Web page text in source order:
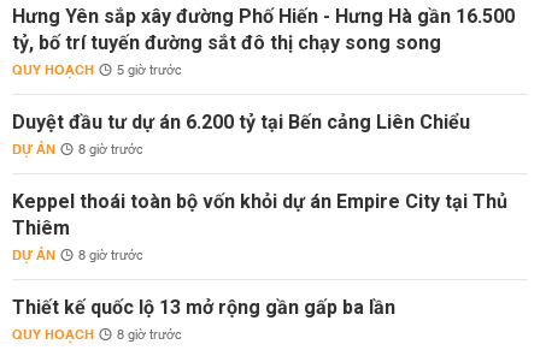
Hưng Yên sắp xây đường Phố Hiến - Hưng Hà gần 16.500
tỷ, bố trí tuyến đường sắt đô thị chạy song song
QUY HOẠCH 5 giờ trước
Duyệt đầu tư dự án 6.200 tỷ tại Bến cảng Liên Chiểu
DỰ ÁN 8 giờ trước
Keppel thoái toàn bộ vốn khỏi dự án Empire City tại Thủ
Thiêm
DỰ ÁN 8 giờ trước
Thiết kế quốc lộ 13 mở rộng gần gấp ba lần
QUY HOẠCH 8 giờ trước